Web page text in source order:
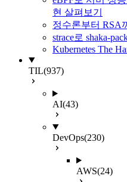
현 살펴보기
정수론부터 RSA
strace로 shaka-
Kubernetes The
TIL(937)
AI(43)
DevOps(230)
AWS(24)